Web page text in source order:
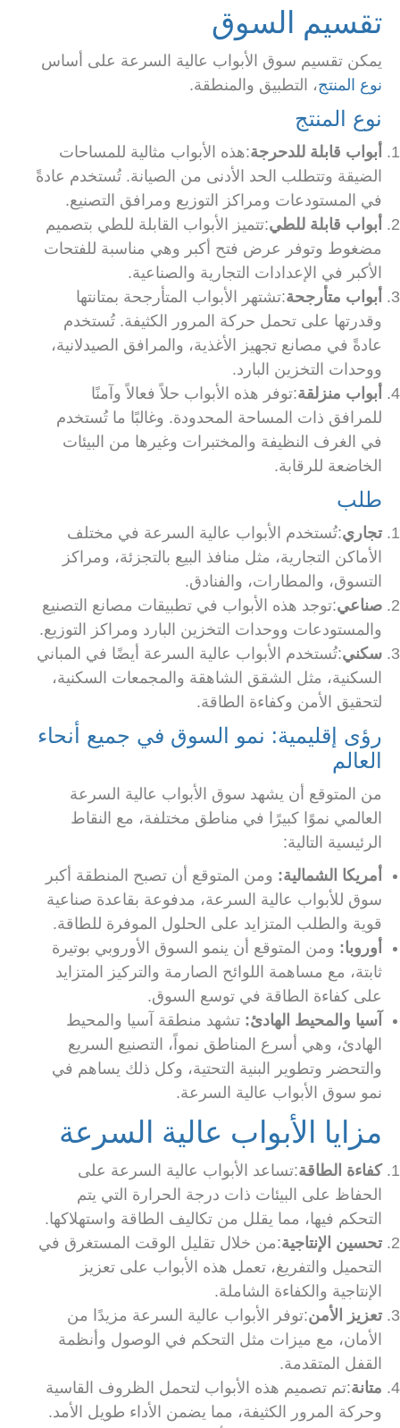
تقسيم السوق
يمكن تقسيم سوق الأبواب عالية السرعة على أساس
نوع المنتج، التطبيق والمنطقة.
نوع المنتج
أبواب قابلة للدحرجة:هذه الأبواب مثالية للمساحات
الضيقة وتتطلب الحد الأدنى من الصيانة. تُستخدم عادةً
في المستودعات ومراكز التوزيع ومرافق التصنيع.
أبواب قابلة للطي:تتميز الأبواب القابلة للطي بتصميم
مضغوط وتوفر عرض فتح أكبر وهي مناسبة للفتحات
الأكبر في الإعدادات التجارية والصناعية.
أبواب متأرجحة:تشتهر الأبواب المتأرجحة بمتانتها
وقدرتها على تحمل حركة المرور الكثيفة. تُستخدم
عادةً في مصانع تجهيز الأغذية، والمرافق الصيدلانية،
ووحدات التخزين البارد.
أبواب منزلقة:توفر هذه الأبواب حلاً فعالاً وآمنًا
للمرافق ذات المساحة المحدودة. وغالبًا ما تُستخدم
في الغرف النظيفة والمختبرات وغيرها من البيئات
الخاضعة للرقابة.
طلب
تجاري:تُستخدم الأبواب عالية السرعة في مختلف
الأماكن التجارية، مثل منافذ البيع بالتجزئة، ومراكز
التسوق، والمطارات، والفنادق.
صناعي:توجد هذه الأبواب في تطبيقات مصانع التصنيع
والمستودعات ووحدات التخزين البارد ومراكز التوزيع.
سكني:تُستخدم الأبواب عالية السرعة أيضًا في المباني
السكنية، مثل الشقق الشاهقة والمجمعات السكنية،
لتحقيق الأمن وكفاءة الطاقة.
رؤى إقليمية: نمو السوق في جميع أنحاء
العالم
من المتوقع أن يشهد سوق الأبواب عالية السرعة
العالمي نموًا كبيرًا في مناطق مختلفة، مع النقاط
الرئيسية التالية:
أمريكا الشمالية: ومن المتوقع أن تصبح المنطقة أكبر
سوق للأبواب عالية السرعة، مدفوعة بقاعدة صناعية
قوية والطلب المتزايد على الحلول الموفرة للطاقة.
أوروبا: ومن المتوقع أن ينمو السوق الأوروبي بوتيرة
ثابتة، مع مساهمة اللوائح الصارمة والتركيز المتزايد
على كفاءة الطاقة في توسع السوق.
آسيا والمحيط الهادئ: تشهد منطقة آسيا والمحيط
الهادئ، وهي أسرع المناطق نمواً، التصنيع السريع
والتحضر وتطوير البنية التحتية، وكل ذلك يساهم في
نمو سوق الأبواب عالية السرعة.
مزايا الأبواب عالية السرعة
كفاءة الطاقة:تساعد الأبواب عالية السرعة على
الحفاظ على البيئات ذات درجة الحرارة التي يتم
التحكم فيها، مما يقلل من تكاليف الطاقة واستهلاكها.
تحسين الإنتاجية:من خلال تقليل الوقت المستغرق في
التحميل والتفريغ، تعمل هذه الأبواب على تعزيز
الإنتاجية والكفاءة الشاملة.
تعزيز الأمن:توفر الأبواب عالية السرعة مزيدًا من
الأمان، مع ميزات مثل التحكم في الوصول وأنظمة
القفل المتقدمة.
متانة:تم تصميم هذه الأبواب لتحمل الظروف القاسية
وحركة المرور الكثيفة، مما يضمن الأداء طويل الأمد.